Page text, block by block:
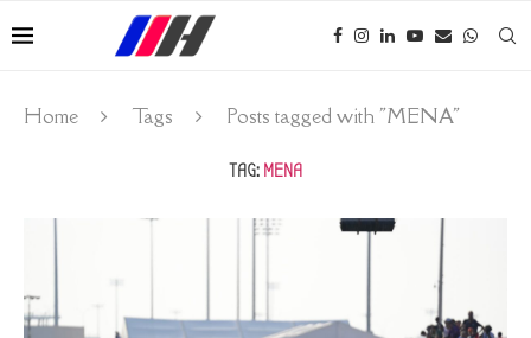
Home Tags Posts tagged with "MENA"
TAG: MENA